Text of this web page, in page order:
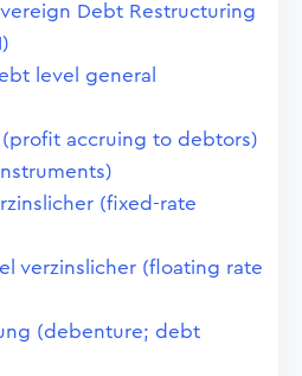
Debt Restructuring
level general
accruing to debtors)
(fixed-rate
verzinslicher (floating rate
(debenture; debt